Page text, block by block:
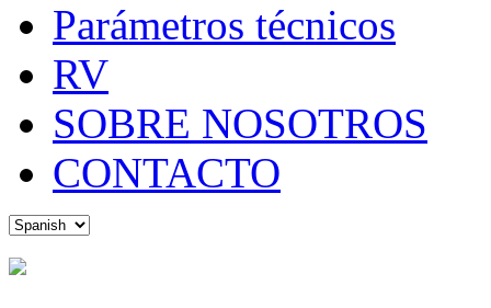
Parámetros técnicos
RV
SOBRE NOSOTROS
CONTACTO